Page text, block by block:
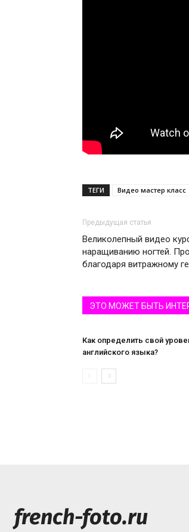
ТЕГИ Видео мастер класс
Предыдущая статья
Великолепный видео
наращиванию ногтей.
благодаря витражному
ЭТО МОЖЕТ БЫТЬ
Как определить свой
английского языка?
french-foto.ru